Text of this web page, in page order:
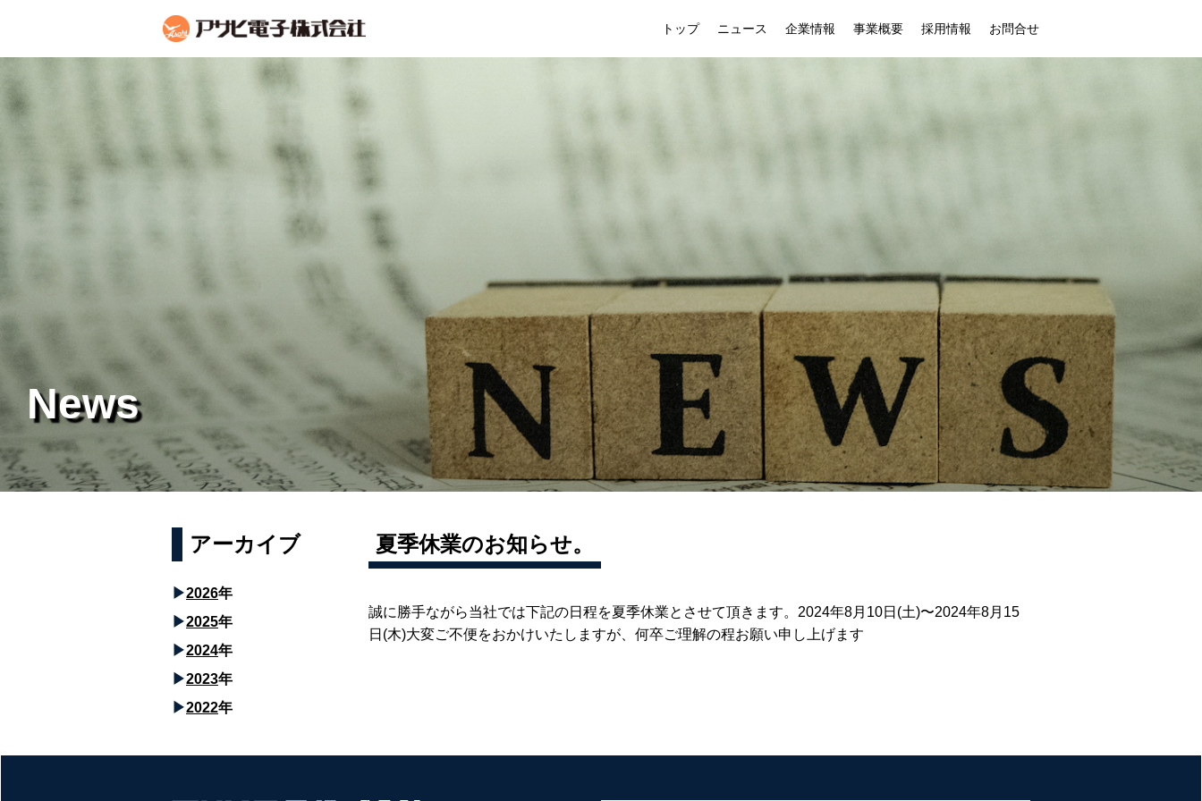
トップ ニュース 企業情報 事業概要 採用情報 お問合せ
News
アーカイブ
2026年
2025年
2024年
2023年
2022年
夏季休業のお知らせ。
誠に勝手ながら当社では下記の日程を夏季休業とさせて頂きます。2024年8月10日(土)〜2024年8月15
日(木)大変ご不便をおかけいたしますが、何卒ご理解の程お願い申し上げます